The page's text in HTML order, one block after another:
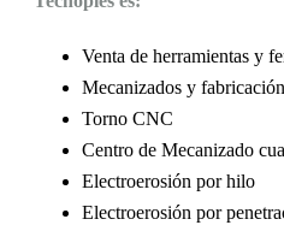
Venta de herramientas y
Mecanizados y
Torno CNC
Centro de Mecanizado
Electroerosión por hilo
Electroerosión por